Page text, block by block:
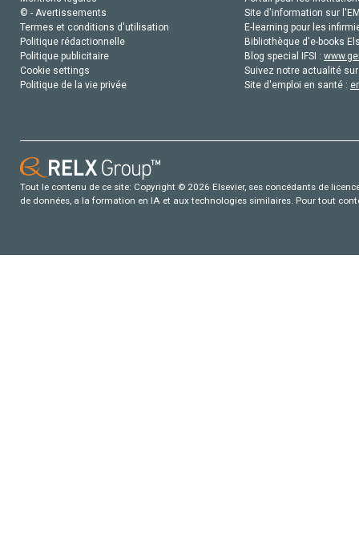
© - Avertissements
Termes et conditions d'utilisation
Politique rédactionnelle
Politique publicitaire
Cookie settings
Politique de la vie privée
Site d'information sur
E-learning pour les
Bibliothèque d'e-books
Blog special IFSI :
Suivez notre actualité
Site d'emploi en santé :
Tout le contenu de ce site: Copyright © 2026 Elsevier, ses concédants de
de données, a la formation en IA et aux technologies similaires. Pour tout